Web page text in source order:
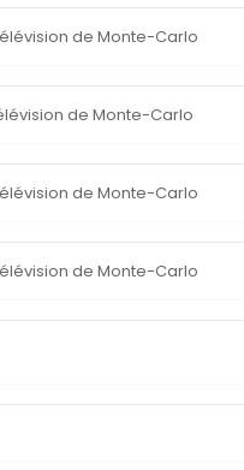
de Monte-Carlo
de Monte-Carlo
de Monte-Carlo
de Monte-Carlo